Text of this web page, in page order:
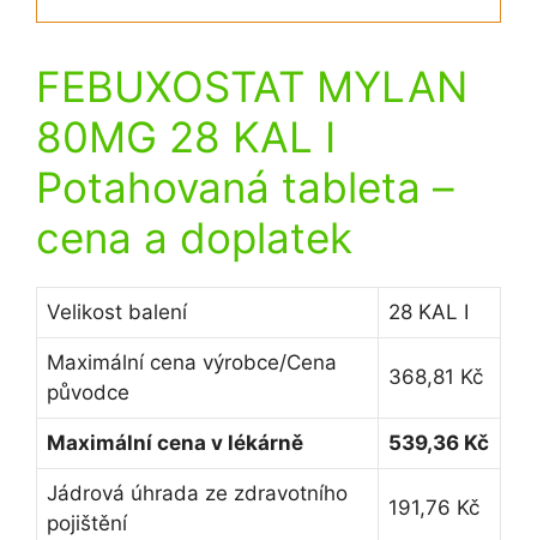
FEBUXOSTAT MYLAN
80MG 28 KAL I
Potahovaná tableta –
cena a doplatek
Velikost balení 28 KAL I
Maximální cena výrobce/Cena
původce
368,81 Kč
Maximální cena v lékárně 539,36 Kč
Jádrová úhrada ze zdravotního
pojištění
191,76 Kč